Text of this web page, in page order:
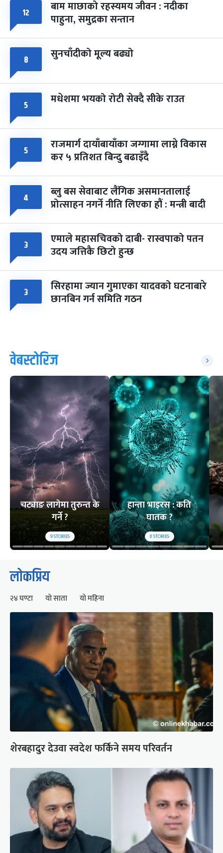
८
सोम
फागुपूर्णिमा
चैत्र ८, २०८३-Mar 22, 2027
७ महिना बाँकी
१२ बाम माछाको रहस्यमय जीवन : नदीका
पाहुना, समुद्रका सन्तान
८ सुनचाँदीको मूल्य बढ्यो
५ मधेशमा भयको रोटी सेक्दै सीके राउत
५ राजमार्ग दायाँबायाँका जग्गामा लाग्ने विकास
कर ५ प्रतिशत बिन्दु बढाइँदै
४ ब्लु बस सेवाबाट लैंगिक असमानतालाई
प्रोत्साहन नगर्ने नीति लिएका हौं : मन्त्री बादी
३ एमाले महासचिवको दाबी- रास्वपाको पतन
उदय जत्तिकै छिटो हुन्छ
३ सिरहामा ज्यान गुमाएका यादवको घटनाबारे
छानबिन गर्न समिति गठन
वेबस्टोरिज
चट्याङ लागेमा तुरुन्त के
गर्ने ?
9STORIES
हान्ता भाइरस : कति
घातक ?
8STORIES
लोकप्रिय
२४ घण्टा यो साता यो महिना
शेरबहादुर देउवा स्वदेश फर्किने समय परिवर्तन